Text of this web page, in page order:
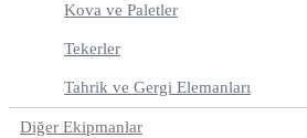
Kova ve Paletler
Tekerler
Tahrik ve Gergi Elemanları
Diğer Ekipmanlar